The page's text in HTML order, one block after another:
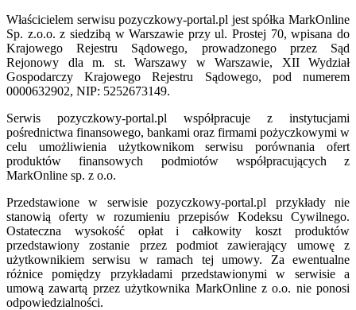
Właścicielem serwisu pozyczkowy-portal.pl jest spółka MarkOnline
Sp. z.o.o. z siedzibą w Warszawie przy ul. Prostej 70, wpisana do
Krajowego Rejestru Sądowego, prowadzonego przez Sąd
Rejonowy dla m. st. Warszawy w Warszawie, XII Wydział
Gospodarczy Krajowego Rejestru Sądowego, pod numerem
0000632902, NIP: 5252673149.
Serwis pozyczkowy-portal.pl współpracuje z instytucjami
pośrednictwa finansowego, bankami oraz firmami pożyczkowymi w
celu umożliwienia użytkownikom serwisu porównania ofert
produktów finansowych podmiotów współpracujących z
MarkOnline sp. z o.o.
Przedstawione w serwisie pozyczkowy-portal.pl przykłady nie
stanowią oferty w rozumieniu przepisów Kodeksu Cywilnego.
Ostateczna wysokość opłat i całkowity koszt produktów
przedstawiony zostanie przez podmiot zawierający umowę z
użytkownikiem serwisu w ramach tej umowy. Za ewentualne
różnice pomiędzy przykładami przedstawionymi w serwisie a
umową zawartą przez użytkownika MarkOnline z o.o. nie ponosi
odpowiedzialności.